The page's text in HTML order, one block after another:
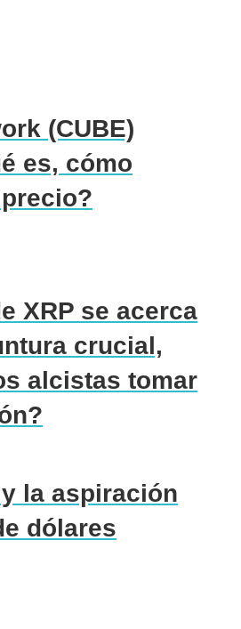
(CUBE)
es, cómo
XRP se acerca
crucial,
alcistas tomar
la aspiración
dólares